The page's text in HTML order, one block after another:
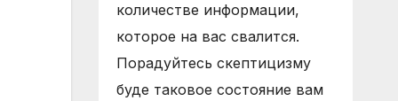
количестве информации,
которое на вас свалится.
Порадуйтесь скептицизму
буде таковое состояние вам